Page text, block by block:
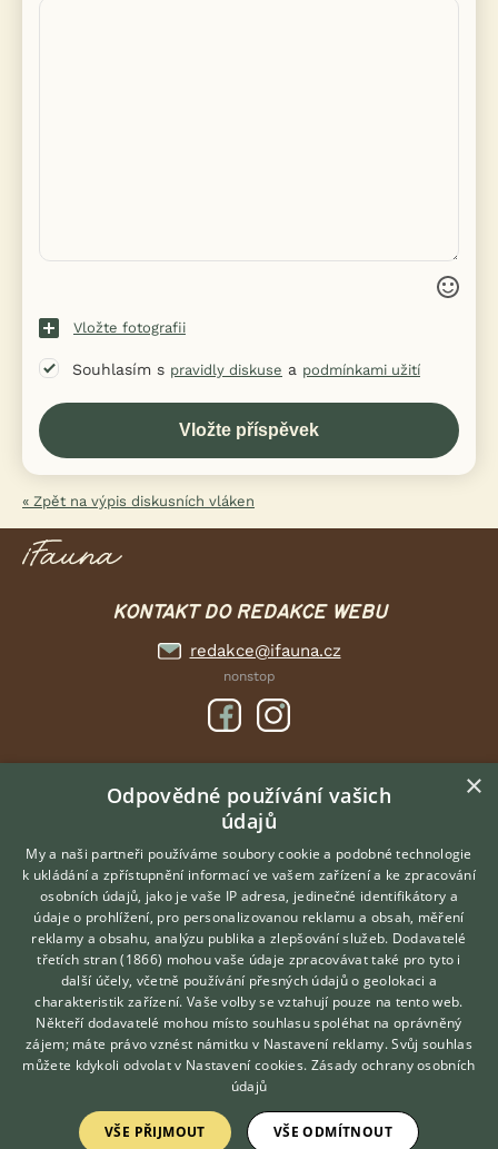
Vložte fotografii
Souhlasím s pravidly diskuse a podmínkami užití
« Zpět na výpis diskusních vláken
KONTAKT DO REDAKCE WEBU
redakce@ifauna.cz
nonstop
DOMOVSKÁ STRÁNKA
INZERCE
DISKUSE
ČLÁNKY
O nás
Kontakt
Možnosti zvýraznění inzerátů
Podmínky užití
Zpracování osobních údajů
Přihlášení
Registrace
Hledáte zvířecího kamaráda?
Zdarma vám poradí
VETERINÁŘ ONLINE
KONZULTOVAT S
VETERINÁŘEM
×
Odpovědné používání vašich
údajů
My a naši partneři používáme soubory cookie a podobné technologie
k ukládání a zpřístupnění informací ve vašem zařízení a ke zpracování
osobních údajů, jako je vaše IP adresa, jedinečné identifikátory a
údaje o prohlížení, pro personalizovanou reklamu a obsah, měření
reklamy a obsahu, analýzu publika a zlepšování služeb. Dodavatelé
třetích stran (1866) mohou vaše údaje zpracovávat také pro tyto i
další účely, včetně používání přesných údajů o geolokaci a
charakteristik zařízení. Vaše volby se vztahují pouze na tento web.
Někteří dodavatelé mohou místo souhlasu spoléhat na oprávněný
zájem; máte právo vznést námitku v Nastavení reklamy. Svůj souhlas
můžete kdykoli odvolat v Nastavení cookies. Zásady ochrany osobních
údajů
VŠE PŘIJMOUT VŠE ODMÍTNOUT